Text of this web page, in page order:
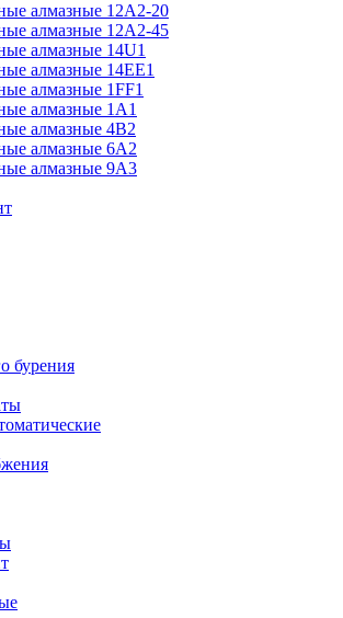
алмазные 12А2-20
алмазные 12А2-45
алмазные 14U1
алмазные 14ЕЕ1
алмазные 1FF1
алмазные 1А1
алмазные 4В2
алмазные 6A2
алмазные 9А3
бурения